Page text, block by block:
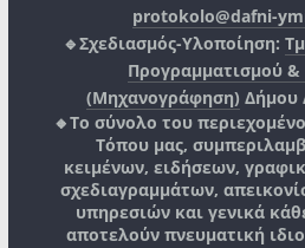
protokolo@dafni-
🔹Σχεδιασμός-Υλοποίηση:
Προγραμματισμού
(Μηχανογράφηση) Δήμου
🔸Το σύνολο του
Τόπου μας,
κειμένων, ειδήσεων,
σχεδιαγραμμάτων,
υπηρεσιών και γενικά
αποτελούν πνευματική